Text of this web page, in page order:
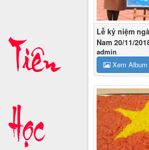
Lễ kỷ niệm
Nam 20/11/
admin
Xem Album